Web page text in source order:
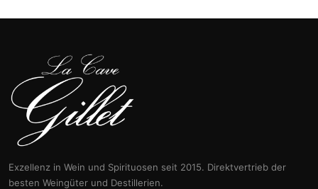
Exzellenz in Wein und Spirituosen seit 2015. Direktvertrieb der
besten Weingüter und Destillerien.